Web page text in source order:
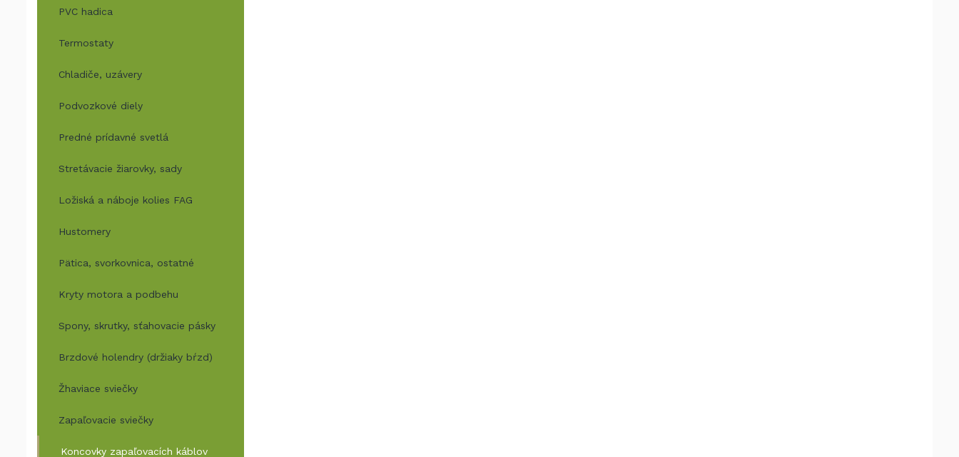
PVC hadica
Termostaty
Chladiče, uzávery
Podvozkové diely
Predné prídavné svetlá
Stretávacie žiarovky, sady
Ložiská a náboje kolies FAG
Hustomery
Pätica, svorkovnica, ostatné
Kryty motora a podbehu
Spony, skrutky, sťahovacie pásky
Brzdové holendry (držiaky bŕzd)
Žhaviace sviečky
Zapaľovacie sviečky
Koncovky zapaľovacích káblov